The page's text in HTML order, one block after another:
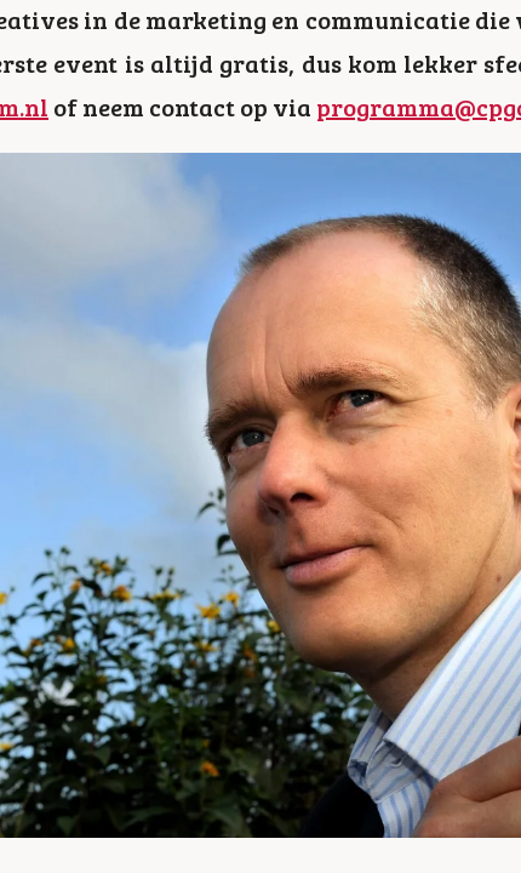
in de marketing en communicatie die
event is altijd gratis, dus kom lekker
of neem contact op via